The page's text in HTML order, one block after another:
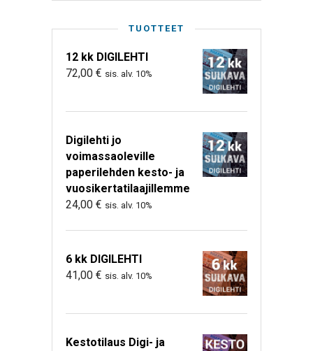
TUOTTEET
12 kk DIGILEHTI
72,00 € sis. alv. 10%
Digilehti jo
voimassaoleville
paperilehden kesto- ja
vuosikertatilaajillemme
24,00 € sis. alv. 10%
6 kk DIGILEHTI
41,00 € sis. alv. 10%
Kestotilaus Digi- ja